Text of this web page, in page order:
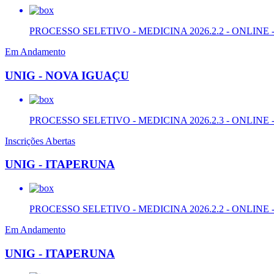
PROCESSO SELETIVO - MEDICINA 2026.2.2 - ONLINE
Em Andamento
UNIG - NOVA IGUAÇU
PROCESSO SELETIVO - MEDICINA 2026.2.3 - ONLINE
Inscrições Abertas
UNIG - ITAPERUNA
PROCESSO SELETIVO - MEDICINA 2026.2.2 - ONLINE
Em Andamento
UNIG - ITAPERUNA